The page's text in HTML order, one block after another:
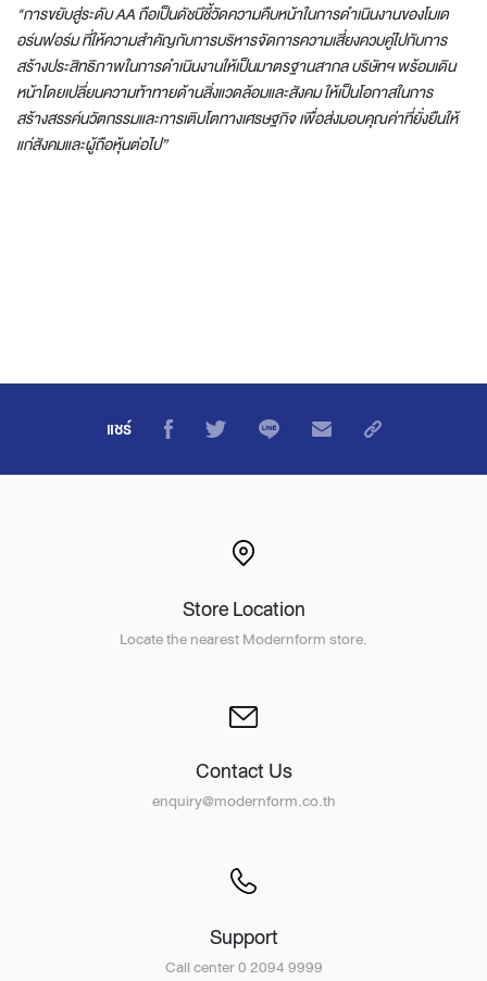
"การขยับสู่ระดับ AA ถือเป็นดัชนีชี้วัดความคืบหน้าในการดำเนินงานของโมเด
อร์นฟอร์ม ที่ให้ความสำคัญกับการบริหารจัดการความเสี่ยงควบคู่ไปกับการ
สร้างประสิทธิภาพในการดำเนินงานให้เป็นมาตรฐานสากล บริษัทฯ พร้อมเดิน
หน้าโดยเปลี่ยนความท้าทายด้านสิ่งแวดล้อมและสังคม ให้เป็นโอกาสในการ
สร้างสรรค์นวัตกรรมและการเติบโตทางเศรษฐกิจ เพื่อส่งมอบคุณค่าที่ยั่งยืนให้
แก่สังคมและผู้ถือหุ้นต่อไป”
แชร์
Store Location
Locate the nearest Modernform store.
Contact Us
enquiry@modernform.co.th
Support
Call center 0 2094 9999